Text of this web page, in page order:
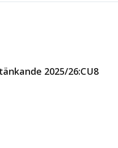
2025/26:CU8